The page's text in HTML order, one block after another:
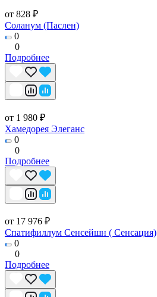
от 828 ₽
Соланум (Паслен)
0
0
Подробнее
от 1 980 ₽
Хамедорея Элеганс
0
0
Подробнее
от 17 976 ₽
Спатифиллум Сенсейшн ( Сенсация)
0
0
Подробнее